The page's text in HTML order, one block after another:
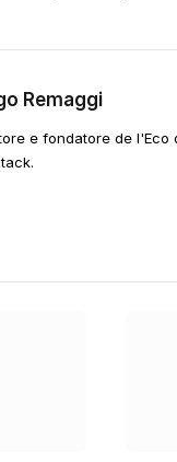
Remaggi
e fondatore de l'Eco